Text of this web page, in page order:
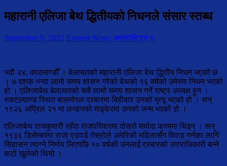
महारानी एलिजा बेथ द्धितीयको निधनले संसार स्तब्ध
September 9, 2022 Everest News अन्तराष्ट्रिय 0
भदौ २४, काठमाण्डौँ । बेलायतको महारानी एलिजा बेथ द्धितीय निधन भएको छ
। ७ दशक भन्दा लामो समय शासन गरेको बेथको ९६ वर्षको उमेरमा निधन भएको
हो । एलिजाबेथ बेलायतको सबै लामो समय शासन गर्ने राष्ट्र अध्यक्ष हुन ।
स्कटल्याण्ड स्थित बालमोरल दरबारमा बिहीबार उनको मृत्यू भएको हो । सन्
१९२६ अप्रिल २१ मा लन्डनको माइफेरमा उनको जन्म भएको हो ।
एलिजाबेथ राजकुमारी रहँदा राजपरिवारमा दोस्रो मर्यादा क्रममा थिइन् । सन्
१९३६ डिसेम्बरमा राजा एडवर्ड तेस्रोले अमेरिकी महिलासँग विवाह गर्नका लागि
सिंहासन त्याग्ने निर्णय लिएपछि १० वर्षकी उनलाई दरबारको उत्तराधिकारी बन्ने
बाटो खुलेको थियो ।